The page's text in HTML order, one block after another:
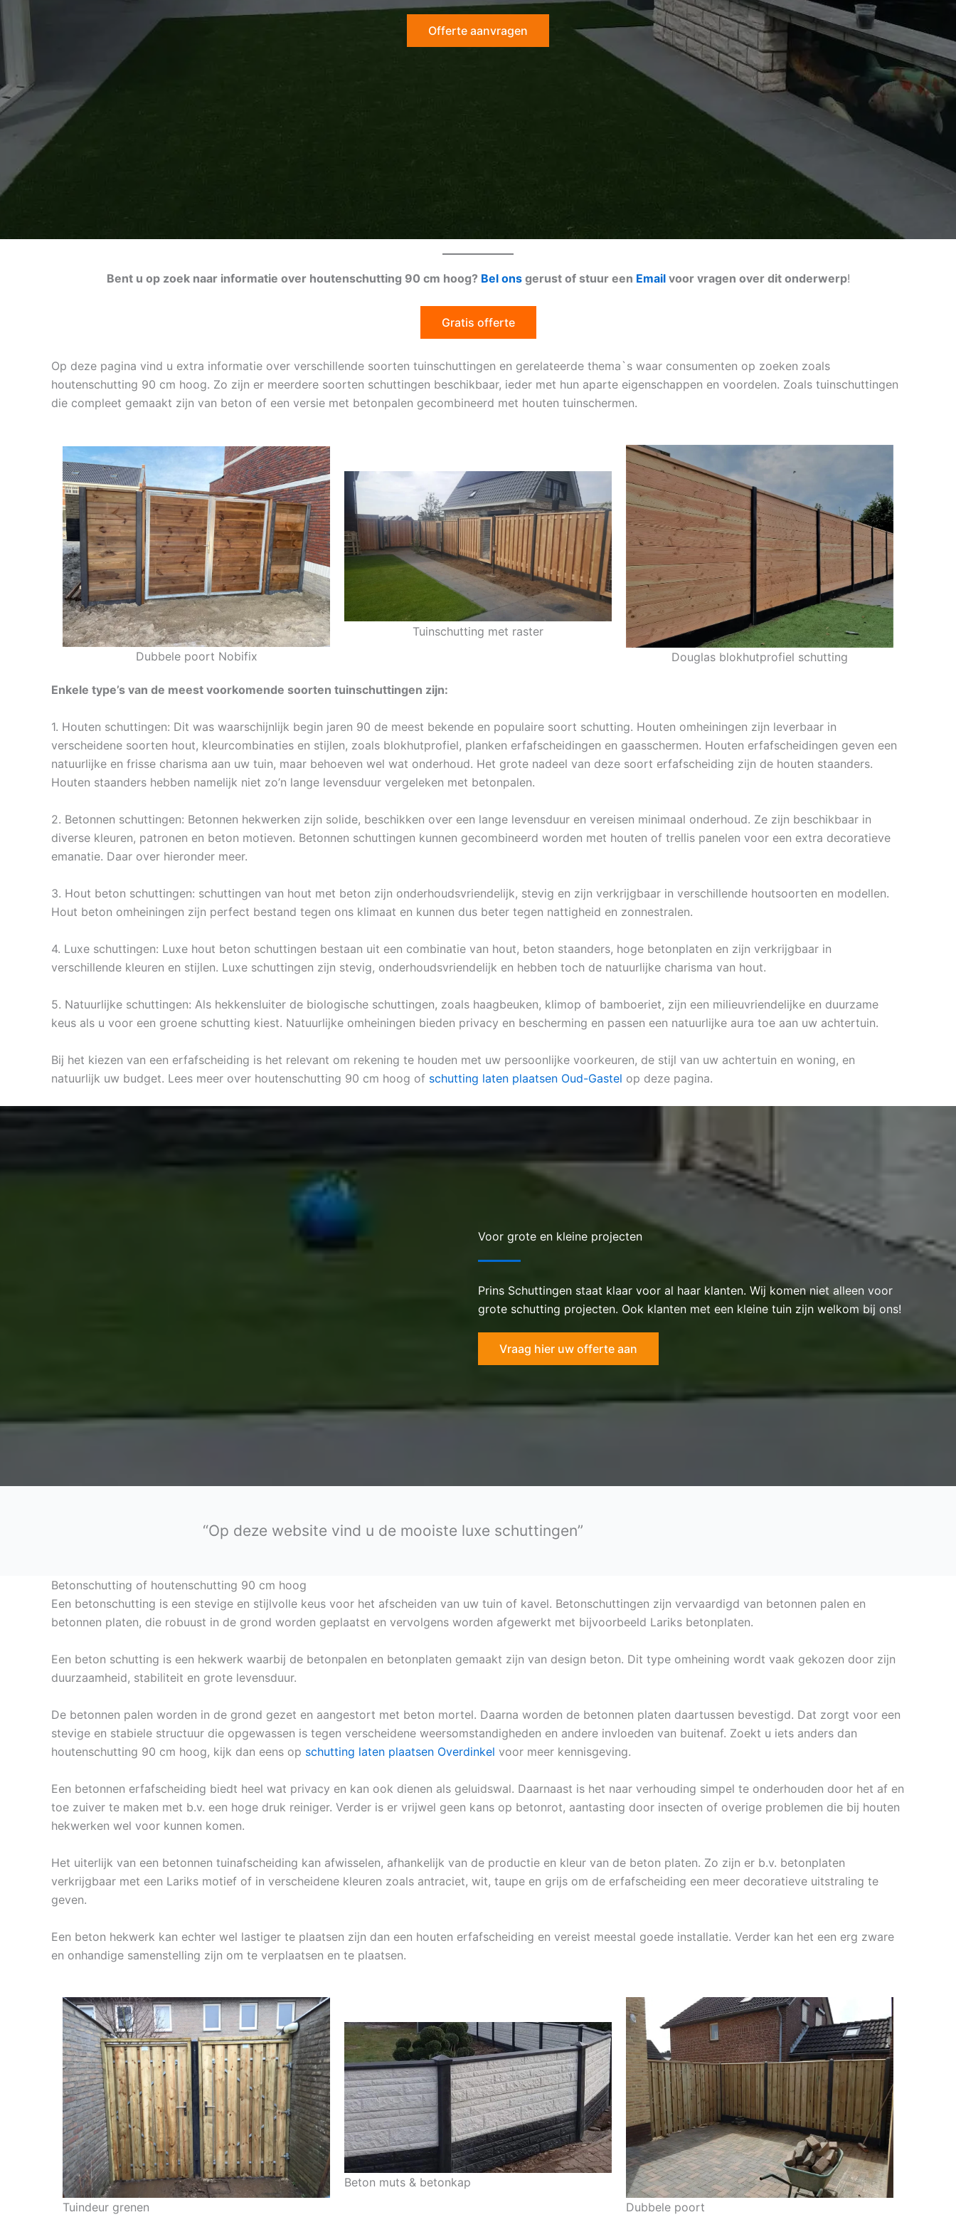
Offerte aanvragen
Bent u op zoek naar informatie over houtenschutting 90 cm hoog? Bel onsgerust of stuur een Emailvoor vragen over dit onderwerp!
Gratis offerte
Op deze pagina vind u extra informatie over verschillende soorten tuinschuttingen en gerelateerde thema`s waar consumenten op zoeken zoals
houtenschutting 90 cm hoog. Zo zijn er meerdere soorten schuttingen beschikbaar, ieder met hun aparte eigenschappen en voordelen. Zoals tuinschuttingen
die compleet gemaakt zijn van beton of een versie met betonpalen gecombineerd met houten tuinschermen.
Dubbele poort Nobifix
Tuinschutting met raster
Douglas blokhutprofiel schutting
Enkele type’s van de meest voorkomende soorten tuinschuttingen zijn:
1. Houten schuttingen: Dit was waarschijnlijk begin jaren 90 de meest bekende en populaire soort schutting. Houten omheiningen zijn leverbaar in
verscheidene soorten hout, kleurcombinaties en stijlen, zoals blokhutprofiel, planken erfafscheidingen en gaasschermen. Houten erfafscheidingen geven een
natuurlijke en frisse charisma aan uw tuin, maar behoeven wel wat onderhoud. Het grote nadeel van deze soort erfafscheiding zijn de houten staanders.
Houten staanders hebben namelijk niet zo’n lange levensduur vergeleken met betonpalen.
2. Betonnen schuttingen: Betonnen hekwerken zijn solide, beschikken over een lange levensduur en vereisen minimaal onderhoud. Ze zijn beschikbaar in
diverse kleuren, patronen en beton motieven. Betonnen schuttingen kunnen gecombineerd worden met houten of trellis panelen voor een extra decoratieve
emanatie. Daar over hieronder meer.
3. Hout beton schuttingen: schuttingen van hout met beton zijn onderhoudsvriendelijk, stevig en zijn verkrijgbaar in verschillende houtsoorten en modellen.
Hout beton omheiningen zijn perfect bestand tegen ons klimaat en kunnen dus beter tegen nattigheid en zonnestralen.
4. Luxe schuttingen: Luxe hout beton schuttingen bestaan uit een combinatie van hout, beton staanders, hoge betonplaten en zijn verkrijgbaar in
verschillende kleuren en stijlen. Luxe schuttingen zijn stevig, onderhoudsvriendelijk en hebben toch de natuurlijke charisma van hout.
5. Natuurlijke schuttingen: Als hekkensluiter de biologische schuttingen, zoals haagbeuken, klimop of bamboeriet, zijn een milieuvriendelijke en duurzame
keus als u voor een groene schutting kiest. Natuurlijke omheiningen bieden privacy en bescherming en passen een natuurlijke aura toe aan uw achtertuin.
Bij het kiezen van een erfafscheiding is het relevant om rekening te houden met uw persoonlijke voorkeuren, de stijl van uw achtertuin en woning, en
natuurlijk uw budget. Lees meer over houtenschutting 90 cm hoog of schutting laten plaatsen Oud-Gastel op deze pagina.
Voor grote en kleine projecten
Prins Schuttingen staat klaar voor al haar klanten. Wij komen niet alleen voor
grote schutting projecten. Ook klanten met een kleine tuin zijn welkom bij ons!
Vraag hier uw offerte aan
“Op deze website vind u de mooiste luxe schuttingen”
Betonschutting of houtenschutting 90 cm hoog
Een betonschutting is een stevige en stijlvolle keus voor het afscheiden van uw tuin of kavel. Betonschuttingen zijn vervaardigd van betonnen palen en
betonnen platen, die robuust in de grond worden geplaatst en vervolgens worden afgewerkt met bijvoorbeeld Lariks betonplaten.
Een beton schutting is een hekwerk waarbij de betonpalen en betonplaten gemaakt zijn van design beton. Dit type omheining wordt vaak gekozen door zijn
duurzaamheid, stabiliteit en grote levensduur.
De betonnen palen worden in de grond gezet en aangestort met beton mortel. Daarna worden de betonnen platen daartussen bevestigd. Dat zorgt voor een
stevige en stabiele structuur die opgewassen is tegen verscheidene weersomstandigheden en andere invloeden van buitenaf. Zoekt u iets anders dan
houtenschutting 90 cm hoog, kijk dan eens op schutting laten plaatsen Overdinkel voor meer kennisgeving.
Een betonnen erfafscheiding biedt heel wat privacy en kan ook dienen als geluidswal. Daarnaast is het naar verhouding simpel te onderhouden door het af en
toe zuiver te maken met b.v. een hoge druk reiniger. Verder is er vrijwel geen kans op betonrot, aantasting door insecten of overige problemen die bij houten
hekwerken wel voor kunnen komen.
Het uiterlijk van een betonnen tuinafscheiding kan afwisselen, afhankelijk van de productie en kleur van de beton platen. Zo zijn er b.v. betonplaten
verkrijgbaar met een Lariks motief of in verscheidene kleuren zoals antraciet, wit, taupe en grijs om de erfafscheiding een meer decoratieve uitstraling te
geven.
Een beton hekwerk kan echter wel lastiger te plaatsen zijn dan een houten erfafscheiding en vereist meestal goede installatie. Verder kan het een erg zware
en onhandige samenstelling zijn om te verplaatsen en te plaatsen.
Tuindeur grenen
Beton muts & betonkap
Dubbele poort